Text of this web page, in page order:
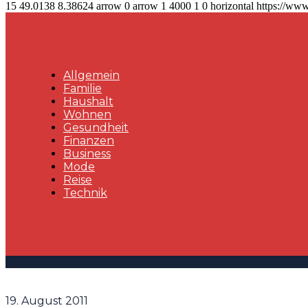
15 49.0138 8.38624 arrow 0 arrow 1 4000 1 0 horizontal https://
Allgemein
Familie
Haushalt
Wohnen
Gesundheit
Finanzen
Business
Mode
Reise
Technik
19. August 2011